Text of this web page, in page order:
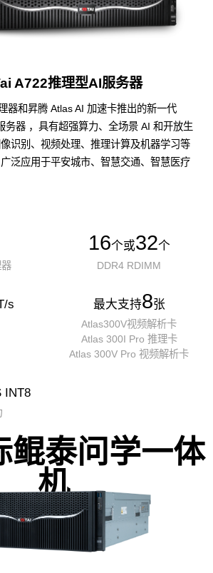
A722推理型AI服务器
器和昇腾 Atlas AI 加速卡推出的新一代
务器 ，具有超强算力、全场景 AI 和开放生
识别、视频处理、推理计算及机器学习等
泛应用于平安城市、智慧交通、智慧医疗
16个或32个
DDR4 RDIMM
s 最大支持8张
Atlas300V视频解析卡
Atlas 300I Pro 推理卡
Atlas 300V Pro 视频解析卡
INT8
鲲泰问学一体
机